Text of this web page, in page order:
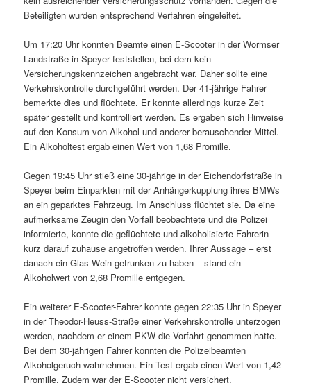
Beteiligten wurden entsprechend Verfahren eingeleitet.
Um 17:20 Uhr konnten Beamte einen E-Scooter in der Wormser
Landstraße in Speyer feststellen, bei dem kein
Versicherungskennzeichen angebracht war. Daher sollte eine
Verkehrskontrolle durchgeführt werden. Der 41-jährige Fahrer
bemerkte dies und flüchtete. Er konnte allerdings kurze Zeit
später gestellt und kontrolliert werden. Es ergaben sich Hinweise
auf den Konsum von Alkohol und anderer berauschender Mittel.
Ein Alkoholtest ergab einen Wert von 1,68 Promille.
Gegen 19:45 Uhr stieß eine 30-jährige in der Eichendorfstraße in
Speyer beim Einparkten mit der Anhängerkupplung ihres BMWs
an ein geparktes Fahrzeug. Im Anschluss flüchtet sie. Da eine
aufmerksame Zeugin den Vorfall beobachtete und die Polizei
informierte, konnte die geflüchtete und alkoholisierte Fahrerin
kurz darauf zuhause angetroffen werden. Ihrer Aussage – erst
danach ein Glas Wein getrunken zu haben – stand ein
Alkoholwert von 2,68 Promille entgegen.
Ein weiterer E-Scooter-Fahrer konnte gegen 22:35 Uhr in Speyer
in der Theodor-Heuss-Straße einer Verkehrskontrolle unterzogen
werden, nachdem er einem PKW die Vorfahrt genommen hatte.
Bei dem 30-jährigen Fahrer konnten die Polizeibeamten
Alkoholgeruch wahrnehmen. Ein Test ergab einen Wert von 1,42
Promille. Zudem war der E-Scooter nicht versichert.